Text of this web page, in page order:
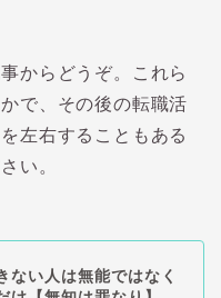
からどうぞ。これら
で、その後の転職活
左右することもある
い。
ない人は無能ではなく